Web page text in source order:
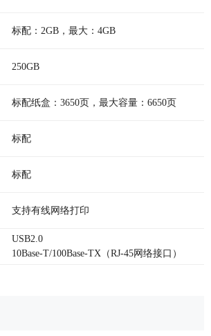
标配：2GB，最大：4GB
250GB
标配纸盒：3650页，最大容量：6650页
标配
标配
支持有线网络打印
USB2.0
10Base-T/100Base-TX（RJ-45网络接口）